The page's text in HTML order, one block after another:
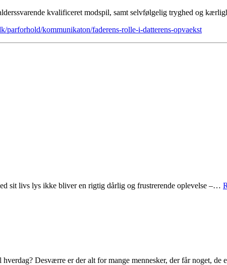
kvalificeret modspil, samt selvfølgelig tryghed og
parforhold/kommunikaton/faderens-rolle-i-datterens-opvaekst
sit livs lys ikke bliver en rigtig dårlig og frustrerende oplevelse –…
Desværre er der alt for mange mennesker, der får noget, de